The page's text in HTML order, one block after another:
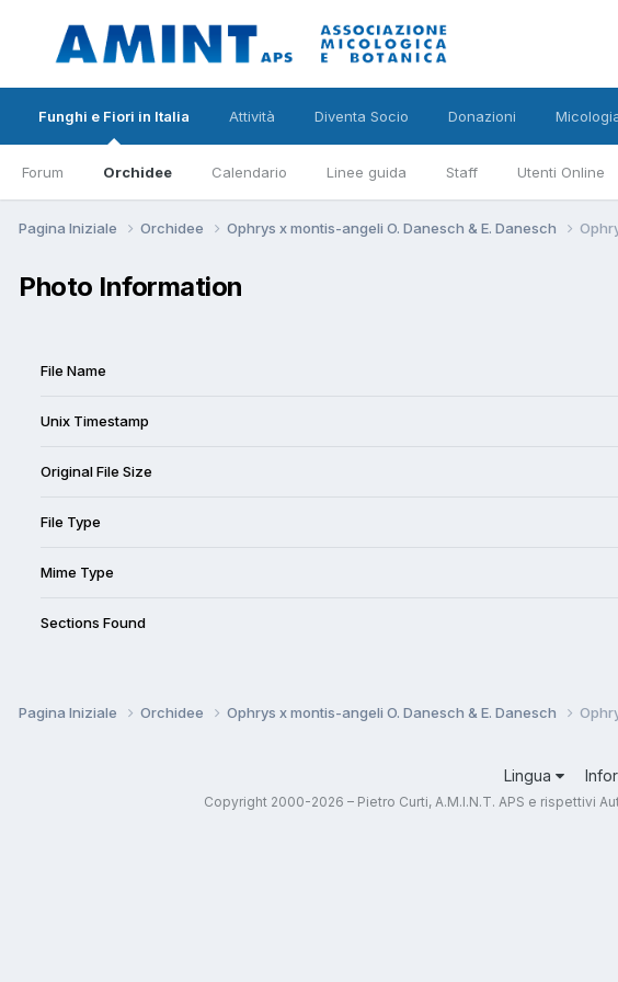
Funghi e Fiori in Italia
Forum Orchidee Calendario Linee guida Staff Utenti Online
Attività Diventa Socio Donazioni
Pagina Iniziale Orchidee Ophrys x montis-angeli O. Danesch & E. Danesch
Photo Information
File Name
Unix Timestamp
Original File Size
File Type
Mime Type
Sections Found
Pagina Iniziale Orchidee Ophrys x montis-angeli O. Danesch & E. Danesch
Lingua
Copyright 2000-2026 – Pietro Curti, A.M.I.N.T. APS e rispettivi